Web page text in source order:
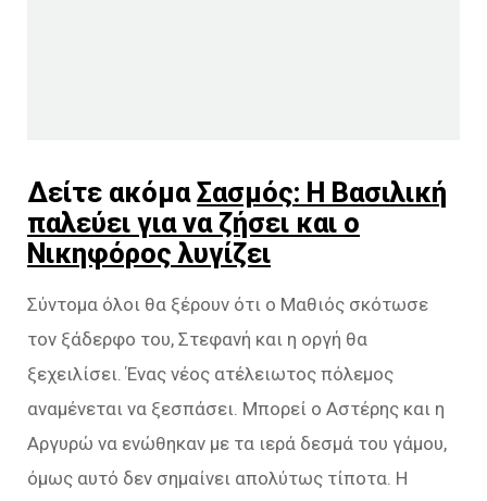
Δείτε ακόμαΣασμός: Η Βασιλική
παλεύει για να ζήσει και ο
Νικηφόρος λυγίζει
Σύντομα όλοι θα ξέρουν ότι ο Μαθιός σκότωσε
τον ξάδερφο του, Στεφανή και η οργή θα
ξεχειλίσει. Ένας νέος ατέλειωτος πόλεμος
αναμένεται να ξεσπάσει. Μπορεί ο Αστέρης και η
Αργυρώ να ενώθηκαν με τα ιερά δεσμά του γάμου,
όμως αυτό δεν σημαίνει απολύτως τίποτα. Η